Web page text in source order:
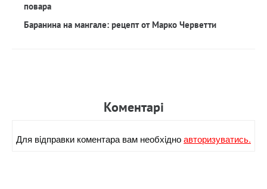
повара
Баранина на мангале: рецепт от Марко Черветти
Коментарi
Для вiдправки коментара вам необхiдноавторизуватись.